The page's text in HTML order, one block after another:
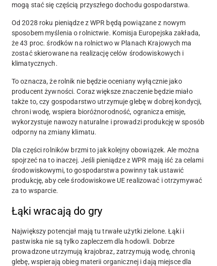
mogą stać się częścią przyszłego dochodu gospodarstwa.
Od 2028 roku pieniądze z WPR będą powiązane z nowym
sposobem myślenia o rolnictwie. Komisja Europejska zakłada,
że 43 proc. środków na rolnictwo w Planach Krajowych ma
zostać skierowane na realizację celów środowiskowych i
klimatycznych.
To oznacza, że rolnik nie będzie oceniany wyłącznie jako
producent żywności. Coraz większe znaczenie będzie miało
także to, czy gospodarstwo utrzymuje glebę w dobrej kondycji,
chroni wodę, wspiera bioróżnorodność, ogranicza emisje,
wykorzystuje nawozy naturalne i prowadzi produkcję w sposób
odporny na zmiany klimatu.
Dla części rolników brzmi to jak kolejny obowiązek. Ale można
spojrzeć na to inaczej. Jeśli pieniądze z WPR mają iść za celami
środowiskowymi, to gospodarstwa powinny tak ustawić
produkcję, aby cele środowiskowe UE realizować i otrzymywać
za to wsparcie.
Łąki wracają do gry
Największy potencjał mają tu trwałe użytki zielone. Łąki i
pastwiska nie są tylko zapleczem dla hodowli. Dobrze
prowadzone utrzymują krajobraz, zatrzymują wodę, chronią
glebę, wspierają obieg materii organicznej i dają miejsce dla